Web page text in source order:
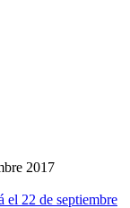
2017
el 22 de septiembre